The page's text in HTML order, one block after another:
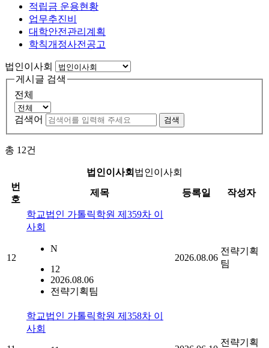
적립금 운용현황
업무추진비
대학안전관리계획
학칙개정사전공고
법인이사회
게시글 검색
전체
검색어 검색
총 12건
법인이사회 법인이사회
번
호
제목 등록일 작성자
12
학교법인 가톨릭학원 제359차 이
사회
N
12
2026.08.06
전략기획팀
2026.08.06
전략기획
팀
학교법인 가톨릭학원 제358차 이
사회
전략기획